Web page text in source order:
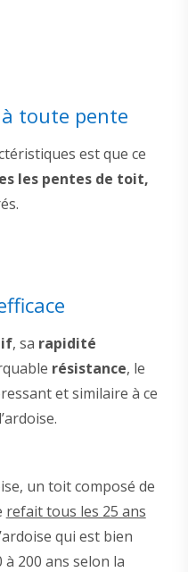
toute pente
est que ce
les pentes de toit,
, sa rapidité
résistance, le
et similaire à ce
un toit composé de
refait tous les 25 ans
qui est bien
200 ans selon la